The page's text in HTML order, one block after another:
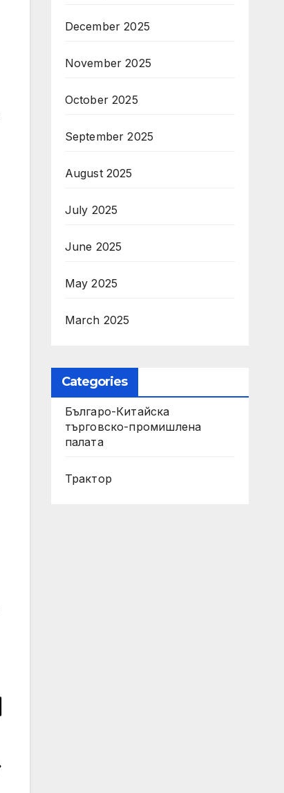
December 2025
November 2025
October 2025
September 2025
August 2025
July 2025
June 2025
May 2025
March 2025
Categories
Българо-Китайска
търговско-промишлена
палата
Трактор